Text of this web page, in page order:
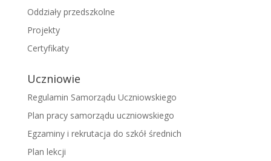
Oddziały przedszkolne
Projekty
Certyfikaty
Uczniowie
Regulamin Samorządu Uczniowskiego
Plan pracy samorządu uczniowskiego
Egzaminy i rekrutacja do szkół średnich
Plan lekcji